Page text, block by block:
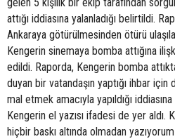
attığı iddiasına yalanladığı belirtildi.
Ankaraya götürülmesinden ötürü
Kengerin sinemaya bomba attığına
edildi. Raporda, Kengerin bomba
duyan bir vatandaşın yaptığı ihbar için
mal etmek amacıyla yapıldığı
Kengerin el yazısı ifadesi de yer aldı.
hiçbir baskı altında olmadan